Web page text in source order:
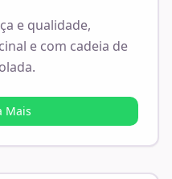
e qualidade,
e com cadeia de
Mais